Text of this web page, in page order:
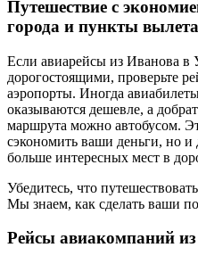
Путешествие с
города и пункты вылета
Если авиарейсы из Иванова в
дорогостоящими, проверьте
аэропорты. Иногда
оказываются дешевле, а
маршрута можно автобусом.
сэкономить ваши деньги, но и
больше интересных мест в
Убедитесь, что
Мы знаем, как сделать ваши
Рейсы авиакомпаний